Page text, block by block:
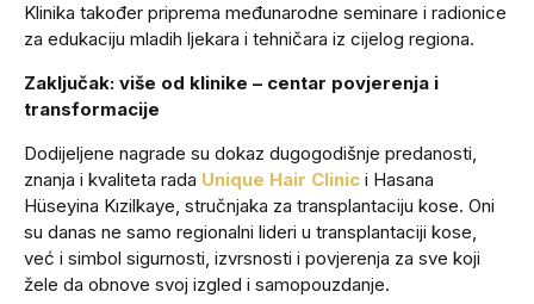
Klinika također priprema međunarodne seminare i radionice
za edukaciju mladih ljekara i tehničara iz cijelog regiona.
Zaključak: više od klinike – centar povjerenja i
transformacije
Dodijeljene nagrade su dokaz dugogodišnje predanosti,
znanja i kvaliteta rada Unique Hair Clinic i Hasana
Hüseyina Kızilkaye, stručnjaka za transplantaciju kose. Oni
su danas ne samo regionalni lideri u transplantaciji kose,
već i simbol sigurnosti, izvrsnosti i povjerenja za sve koji
žele da obnove svoj izgled i samopouzdanje.